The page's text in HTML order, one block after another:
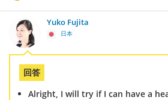
Yuko Fujita
日本
回答
Alright, I will try if I can have a